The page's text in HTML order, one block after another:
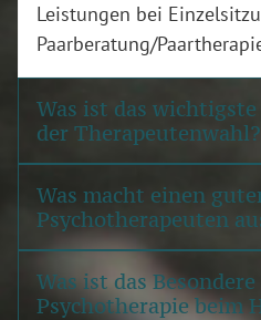
Leistungen bei
Paarberatung/
Was ist das
der Therapeutenwahl?
Was macht einen
Psychotherapeuten
Was ist das
Psychotherapie beim